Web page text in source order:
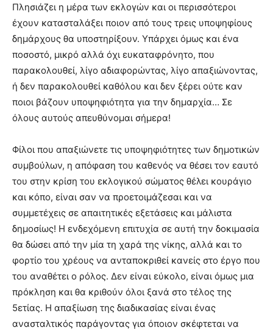
Πλησιάζει η μέρα των εκλογών και οι περισσότεροι
έχουν κατασταλάξει ποιον από τους τρεις υποψηφίους
δημάρχους θα υποστηρίξουν. Υπάρχει όμως και ένα
ποσοστό, μικρό αλλά όχι ευκαταφρόνητο, που
παρακολουθεί, λίγο αδιαφορώντας, λίγο απαξιώνοντας,
ή δεν παρακολουθεί καθόλου και δεν ξέρει ούτε καν
ποιοι βάζουν υποψηφιότητα για την δημαρχία… Σε
όλους αυτούς απευθύνομαι σήμερα!
Φίλοι που απαξιώνετε τις υποψηφιότητες των δημοτικών
συμβούλων, η απόφαση του καθενός να θέσει τον εαυτό
του στην κρίση του εκλογικού σώματος θέλει κουράγιο
και κόπο, είναι σαν να προετοιμάζεσαι και να
συμμετέχεις σε απαιτητικές εξετάσεις και μάλιστα
δημοσίως! Η ενδεχόμενη επιτυχία σε αυτή την δοκιμασία
θα δώσει από την μία τη χαρά της νίκης, αλλά και το
φορτίο του χρέους να ανταποκριθεί κανείς στο έργο που
του αναθέτει ο ρόλος. Δεν είναι εύκολο, είναι όμως μια
πρόκληση και θα κριθούν όλοι ξανά στο τέλος της
5ετίας. Η απαξίωση της διαδικασίας είναι ένας
ανασταλτικός παράγοντας για όποιον σκέφτεται να